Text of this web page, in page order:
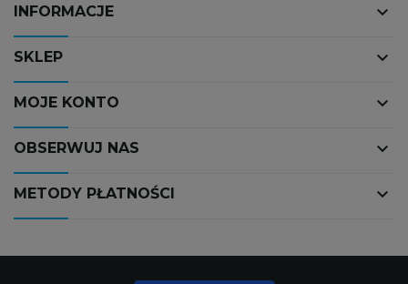
INFORMACJE keyboard_arrow_down
SKLEP keyboard_arrow_down
MOJE KONTO keyboard_arrow_down
OBSERWUJ NAS keyboard_arrow_down
METODY PŁATNOŚCI keyboard_arrow_down